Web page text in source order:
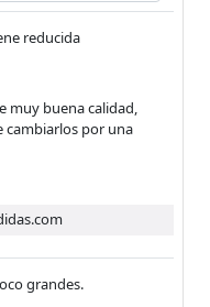
reducida
muy buena calidad,
cambiarlos por una
grandes.